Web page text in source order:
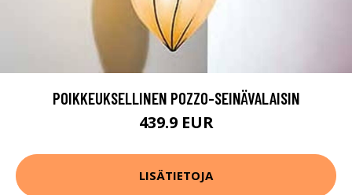
POIKKEUKSELLINEN POZZO-SEINÄVALAISIN
439.9 EUR
LISÄTIETOJA